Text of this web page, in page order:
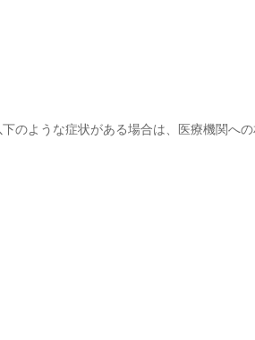
のような症状がある場合は、医療機関へ